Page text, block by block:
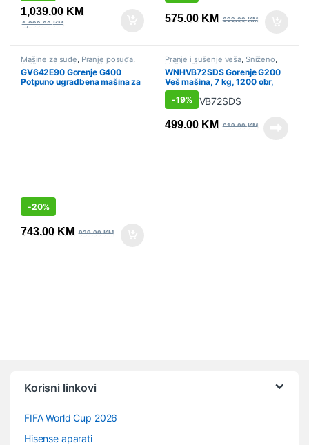
1,039.00 KM
1,299.00KM 575.00 KM 699.00KM
Mašine za suđe, Pranje posuđa,
Sniženo,Ugradbene širine 60cm
GV642E90 Gorenje G400
Potpuno ugradbena mašina za
-20%
743.00 KM 929.00KM
Pranje i sušenje veša, Sniženo,
Veš mašine
WNHVB72SDS Gorenje G200
Veš mašina, 7 kg, 1200 obr,
Gorenje
-19%
499.00 KM 619.00KM
Korisni linkovi
FIFA World Cup 2026
Hisense aparati